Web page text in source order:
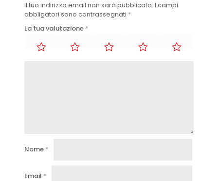
Il tuo indirizzo email non sarà pubblicato. I campi
obbligatori sono contrassegnati *
La tua valutazione *
Nome *
Email *